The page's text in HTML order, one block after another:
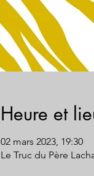
Heure et
02 mars 2023, 19:30
Le Truc du Père